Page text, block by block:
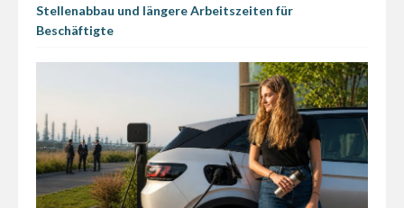
Stellenabbau und längere Arbeitszeiten für
Beschäftigte